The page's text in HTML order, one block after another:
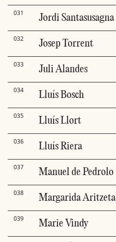
031 Jordi Santasusagna
032 Josep Torrent
033 Juli Alandes
034 Lluís Bosch
035 Lluís Llort
036 Lluís Riera
037 Manuel de Pedrolo
038 Margarida Aritzeta
039 Marie Vindy